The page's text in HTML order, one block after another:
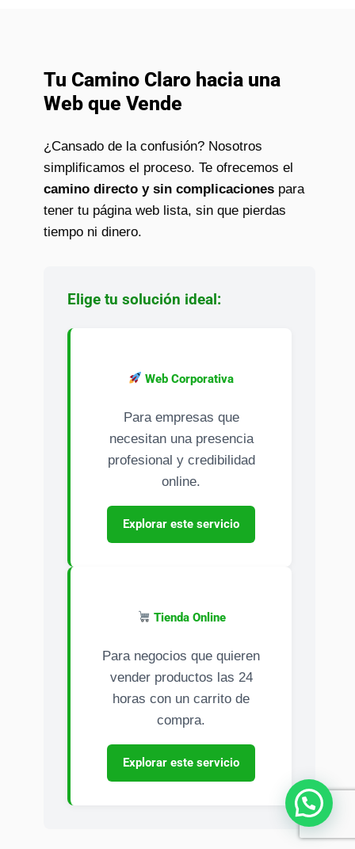
Tu Camino Claro hacia una
Web que Vende
¿Cansado de la confusión? Nosotros
simplificamos el proceso. Te ofrecemos el
camino directo y sin complicaciones para
tener tu página web lista, sin que pierdas
tiempo ni dinero.
Elige tu solución ideal:
Web Corporativa
Para empresas que
necesitan una presencia
profesional y credibilidad
online.
Explorar este servicio
Tienda Online
Para negocios que quieren
vender productos las 24
horas con un carrito de
compra.
Explorar este servicio